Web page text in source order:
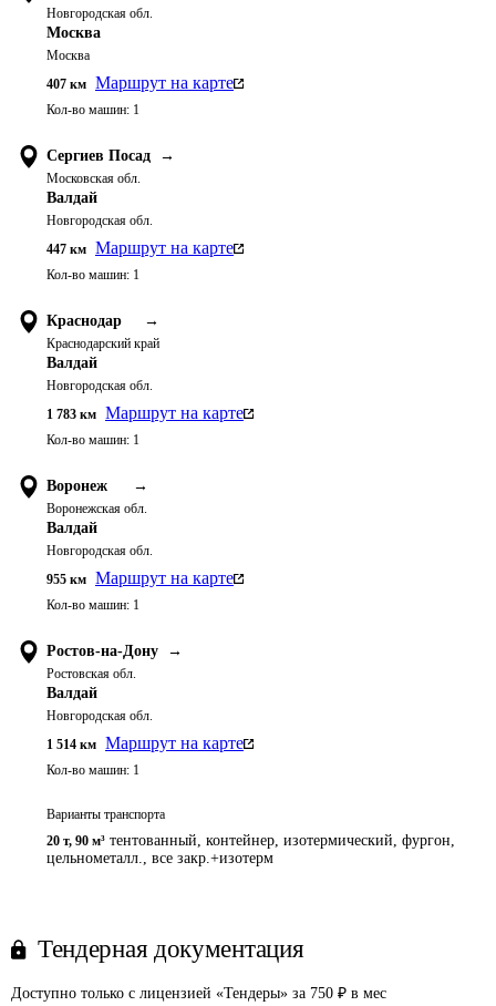
Новгородская обл.
Москва
Москва
407 км Маршрут на карте
Кол-во машин: 1
Сергиев Посад →
Московская обл.
Валдай
Новгородская обл.
447 км Маршрут на карте
Кол-во машин: 1
Краснодар →
Краснодарский край
Валдай
Новгородская обл.
1 783 км Маршрут на карте
Кол-во машин: 1
Воронеж →
Воронежская обл.
Валдай
Новгородская обл.
955 км Маршрут на карте
Кол-во машин: 1
Ростов-на-Дону →
Ростовская обл.
Валдай
Новгородская обл.
1 514 км Маршрут на карте
Кол-во машин: 1
Варианты транспорта
20 т, 90 м³ тентованный, контейнер, изотермический, фургон,
цельнометалл., все закр.+изотерм
Тендерная документация
Доступно только с лицензией «Тендеры» за 750 ₽ в мес